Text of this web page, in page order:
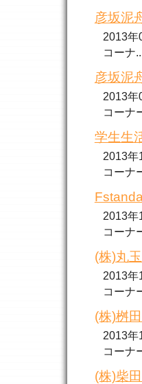
彦坂泥
2013年
コーナ
彦坂泥
2013年
コーナ
学生生
2013年
コーナ
2013年
コーナ
(株)丸
2013年
コーナ
(株)桝
2013年
コーナ
(株)柴